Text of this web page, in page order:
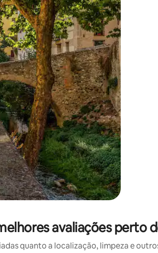
do teclado ou tocando e deslizando o dedo na
avaliações perto
quanto a localização, limpeza e